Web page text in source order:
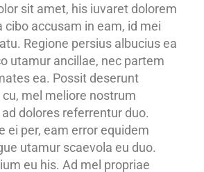
sit amet, his iuvaret dolorem
cibo accusam in eam, id mei
Regione persius albucius ea
utamur ancillae, nec partem
ea. Possit deserunt
mel meliore nostrum
dolores referrentur duo.
ei per, eam error equidem
utamur scaevola eu duo.
eu his. Ad mel propriae